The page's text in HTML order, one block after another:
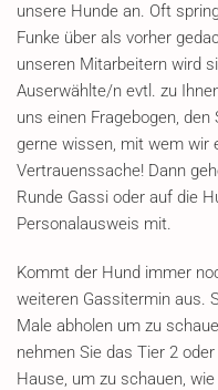
unsere Hunde an. Oft
Funke über als vorher
unseren Mitarbeitern wird
Auserwählte/n evtl. zu
uns einen Fragebogen,
gerne wissen, mit wem wir
Vertrauenssache! Dann
Runde Gassi oder auf die
Personalausweis mit.
Kommt der Hund immer
weiteren Gassitermin aus.
Male abholen um zu
nehmen Sie das Tier 2
Hause, um zu schauen,